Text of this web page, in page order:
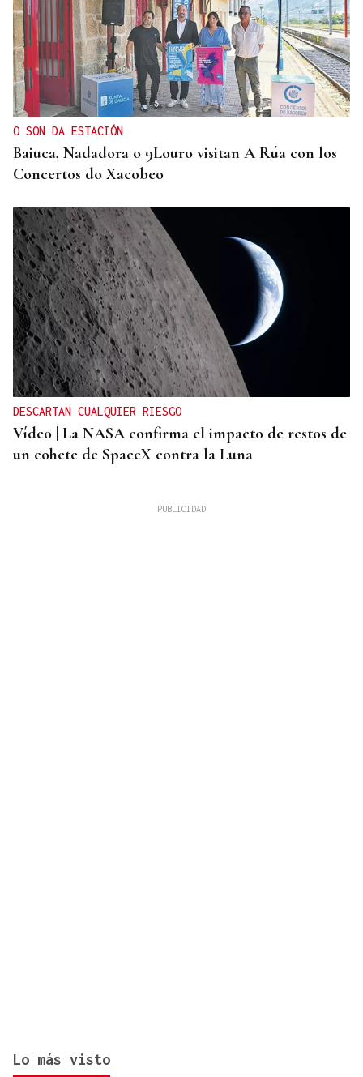
O SON DA ESTACIÓN
Baiuca, Nadadora o 9Louro visitan A Rúa con los
Concertos do Xacobeo
DESCARTAN CUALQUIER RIESGO
Vídeo | La NASA confirma el impacto de restos de
un cohete de SpaceX contra la Luna
Lo más visto